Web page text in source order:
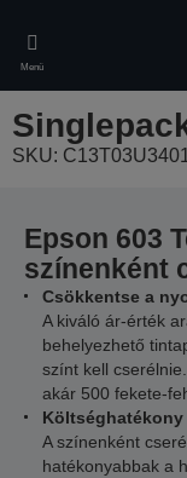
main
content
Menü
SKU:
Epson 603
színenként
Csökkentse a
A kiváló ár-érték
behelyezhető
színt kell
akár 500 fekete-
A színenként
hatékonyabbak a